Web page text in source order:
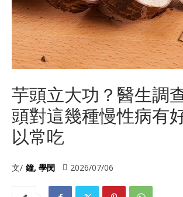
芋頭立大功？醫生調
頭對這幾種慢性病有
以常吃
文/ 鐘, 學閔 2026/07/06